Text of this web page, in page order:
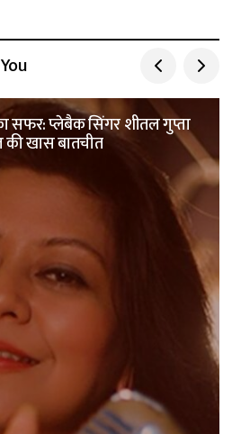
सफर: प्लेबैक सिंगर शीतल गुप्ता
खास बातचीत